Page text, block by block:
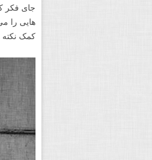
جای فکر
هایی را
کمک نکته